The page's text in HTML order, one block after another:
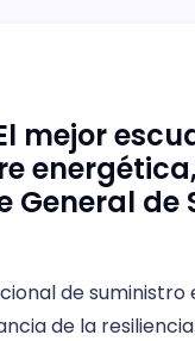
mejor
General de
de suministro
de la